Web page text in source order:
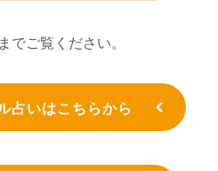
ご覧ください。
占いはこちらから